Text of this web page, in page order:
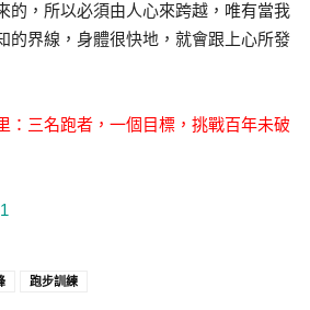
的，所以必須由人心來跨越，唯有當我
的界線，身體很快地，就會跟上心所發
：三名跑者，一個目標，挑戰百年未破
跑步訓練